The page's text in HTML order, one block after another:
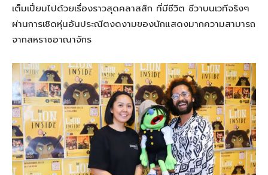
เต็มเปี่ยมไปด้วยเรื่องราวสุดคลาสสิก ที่มีชีวิต ชีวาบนเวทีจริงๆ
ผ่านการเชิดหุ่นอันประณีตงดงามของนักแสดงมากความสามารถ
จากสหราชอาณาจักร